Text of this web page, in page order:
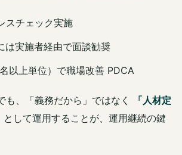
スチェック実施
は実施者経由で面談勧奨
以上単位）で職場改善 PDCA
も、「義務だから」ではなく
「人材定
として運用することが、運用継続の鍵